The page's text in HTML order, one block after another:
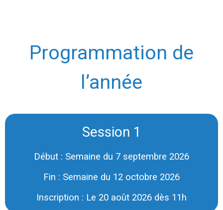
Programmation de
l’année
Session 1
Début : Semaine du 7 septembre 2026
Fin : Semaine du 12 octobre 2026
Inscription : Le 20 août 2026 dès 11h